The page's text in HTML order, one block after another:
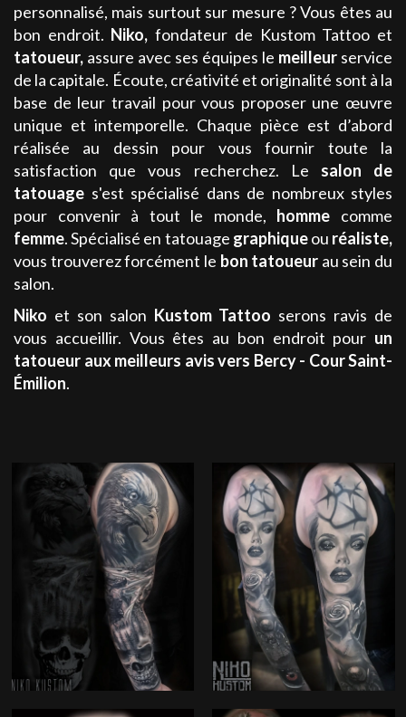
personnalisé, mais surtout sur mesure ? Vous êtes au
bon endroit. Niko, fondateur de Kustom Tattoo et
tatoueur, assure avec ses équipes le meilleur service
de la capitale. Écoute, créativité et originalité sont à la
base de leur travail pour vous proposer une œuvre
unique et intemporelle. Chaque pièce est d’abord
réalisée au dessin pour vous fournir toute la
satisfaction que vous recherchez. Le salon de
tatouage s'est spécialisé dans de nombreux styles
pour convenir à tout le monde, homme comme
femme. Spécialisé en tatouage graphiqueou réaliste,
vous trouverez forcément le bon tatoueur au sein du
salon.
Niko et son salon Kustom Tattoo serons ravis de
vous accueillir. Vous êtes au bon endroit pour un
tatoueur aux meilleurs avisvers Bercy - Cour Saint-
Émilion.